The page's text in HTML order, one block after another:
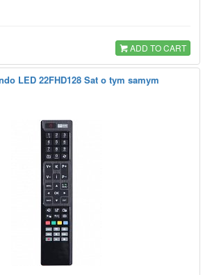
ADD TO CART
LED 22FHD128 Sat o tym samym